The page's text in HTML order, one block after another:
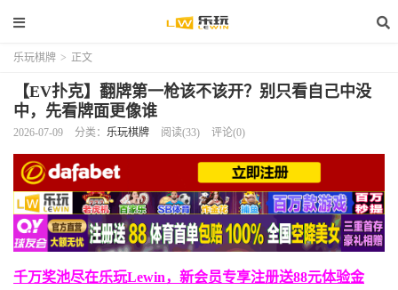
乐玩棋牌 > 正文
【EV扑克】翻牌第一枪该不该开？别只看自己中没
中，先看牌面更像谁
2026-07-09 分类： 乐玩棋牌 阅读(33) 评论(0)
千万奖池尽在乐玩Lewin，新会员专享注册送88元体验金